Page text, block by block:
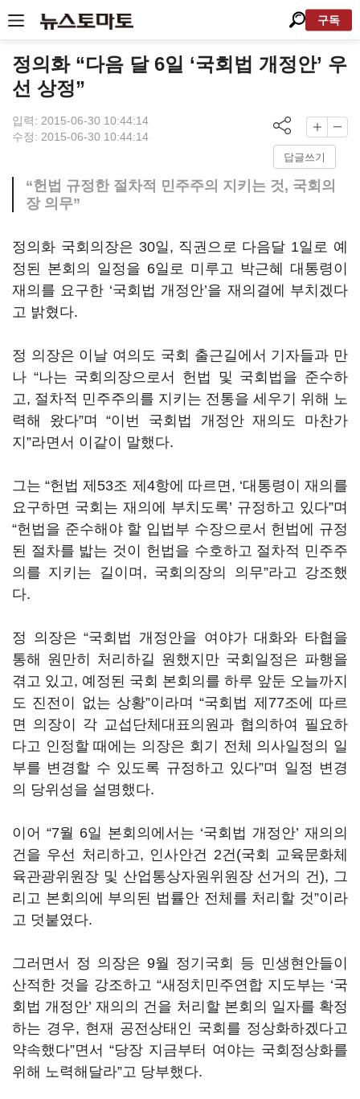
구독
정의화 “다음 달 6일 ‘국회법 개정안’ 우
선 상정”
입력: 2015-06-30 10:44:14
수정: 2015-06-30 10:44:14
답글쓰기
“헌법 규정한 절차적 민주주의 지키는 것, 국회의
장 의무”
정의화 국회의장은 30일, 직권으로 다음달 1일로 예
정된 본회의 일정을 6일로 미루고 박근혜 대통령이
재의를 요구한 ‘국회법 개정안’을 재의결에 부치겠다
고 밝혔다.
정 의장은 이날 여의도 국회 출근길에서 기자들과 만
나 “나는 국회의장으로서 헌법 및 국회법을 준수하
고, 절차적 민주주의를 지키는 전통을 세우기 위해 노
력해 왔다”며 “이번 국회법 개정안 재의도 마찬가
지”라면서 이같이 말했다.
그는 “헌법 제53조 제4항에 따르면, ‘대통령이 재의를
요구하면 국회는 재의에 부치도록’ 규정하고 있다”며
“헌법을 준수해야 할 입법부 수장으로서 헌법에 규정
된 절차를 밟는 것이 헌법을 수호하고 절차적 민주주
의를 지키는 길이며, 국회의장의 의무”라고 강조했
다.
정 의장은 “국회법 개정안을 여야가 대화와 타협을
통해 원만히 처리하길 원했지만 국회일정은 파행을
겪고 있고, 예정된 국회 본회의를 하루 앞둔 오늘까지
도 진전이 없는 상황”이라며 “국회법 제77조에 따르
면 의장이 각 교섭단체대표의원과 협의하여 필요하
다고 인정할 때에는 의장은 회기 전체 의사일정의 일
부를 변경할 수 있도록 규정하고 있다”며 일정 변경
의 당위성을 설명했다.
이어 “7월 6일 본회의에서는 ‘국회법 개정안’ 재의의
건을 우선 처리하고, 인사안건 2건(국회 교육문화체
육관광위원장 및 산업통상자원위원장 선거의 건), 그
리고 본회의에 부의된 법률안 전체를 처리할 것”이라
고 덧붙였다.
그러면서 정 의장은 9월 정기국회 등 민생현안들이
산적한 것을 강조하고 “새정치민주연합 지도부는 ‘국
회법 개정안’ 재의의 건을 처리할 본회의 일자를 확정
하는 경우, 현재 공전상태인 국회를 정상화하겠다고
약속했다”면서 “당장 지금부터 여야는 국회정상화를
위해 노력해달라”고 당부했다.